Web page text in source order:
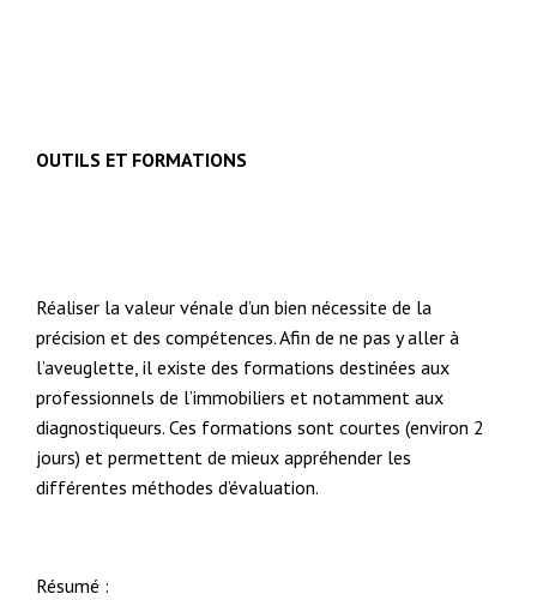
OUTILS ET FORMATIONS
Réaliser la valeur vénale d’un bien nécessite de la
précision et des compétences. Afin de ne pas y aller à
l’aveuglette, il existe des formations destinées aux
professionnels de l’immobiliers et notamment aux
diagnostiqueurs. Ces formations sont courtes (environ 2
jours) et permettent de mieux appréhender les
différentes méthodes d’évaluation.
Résumé :